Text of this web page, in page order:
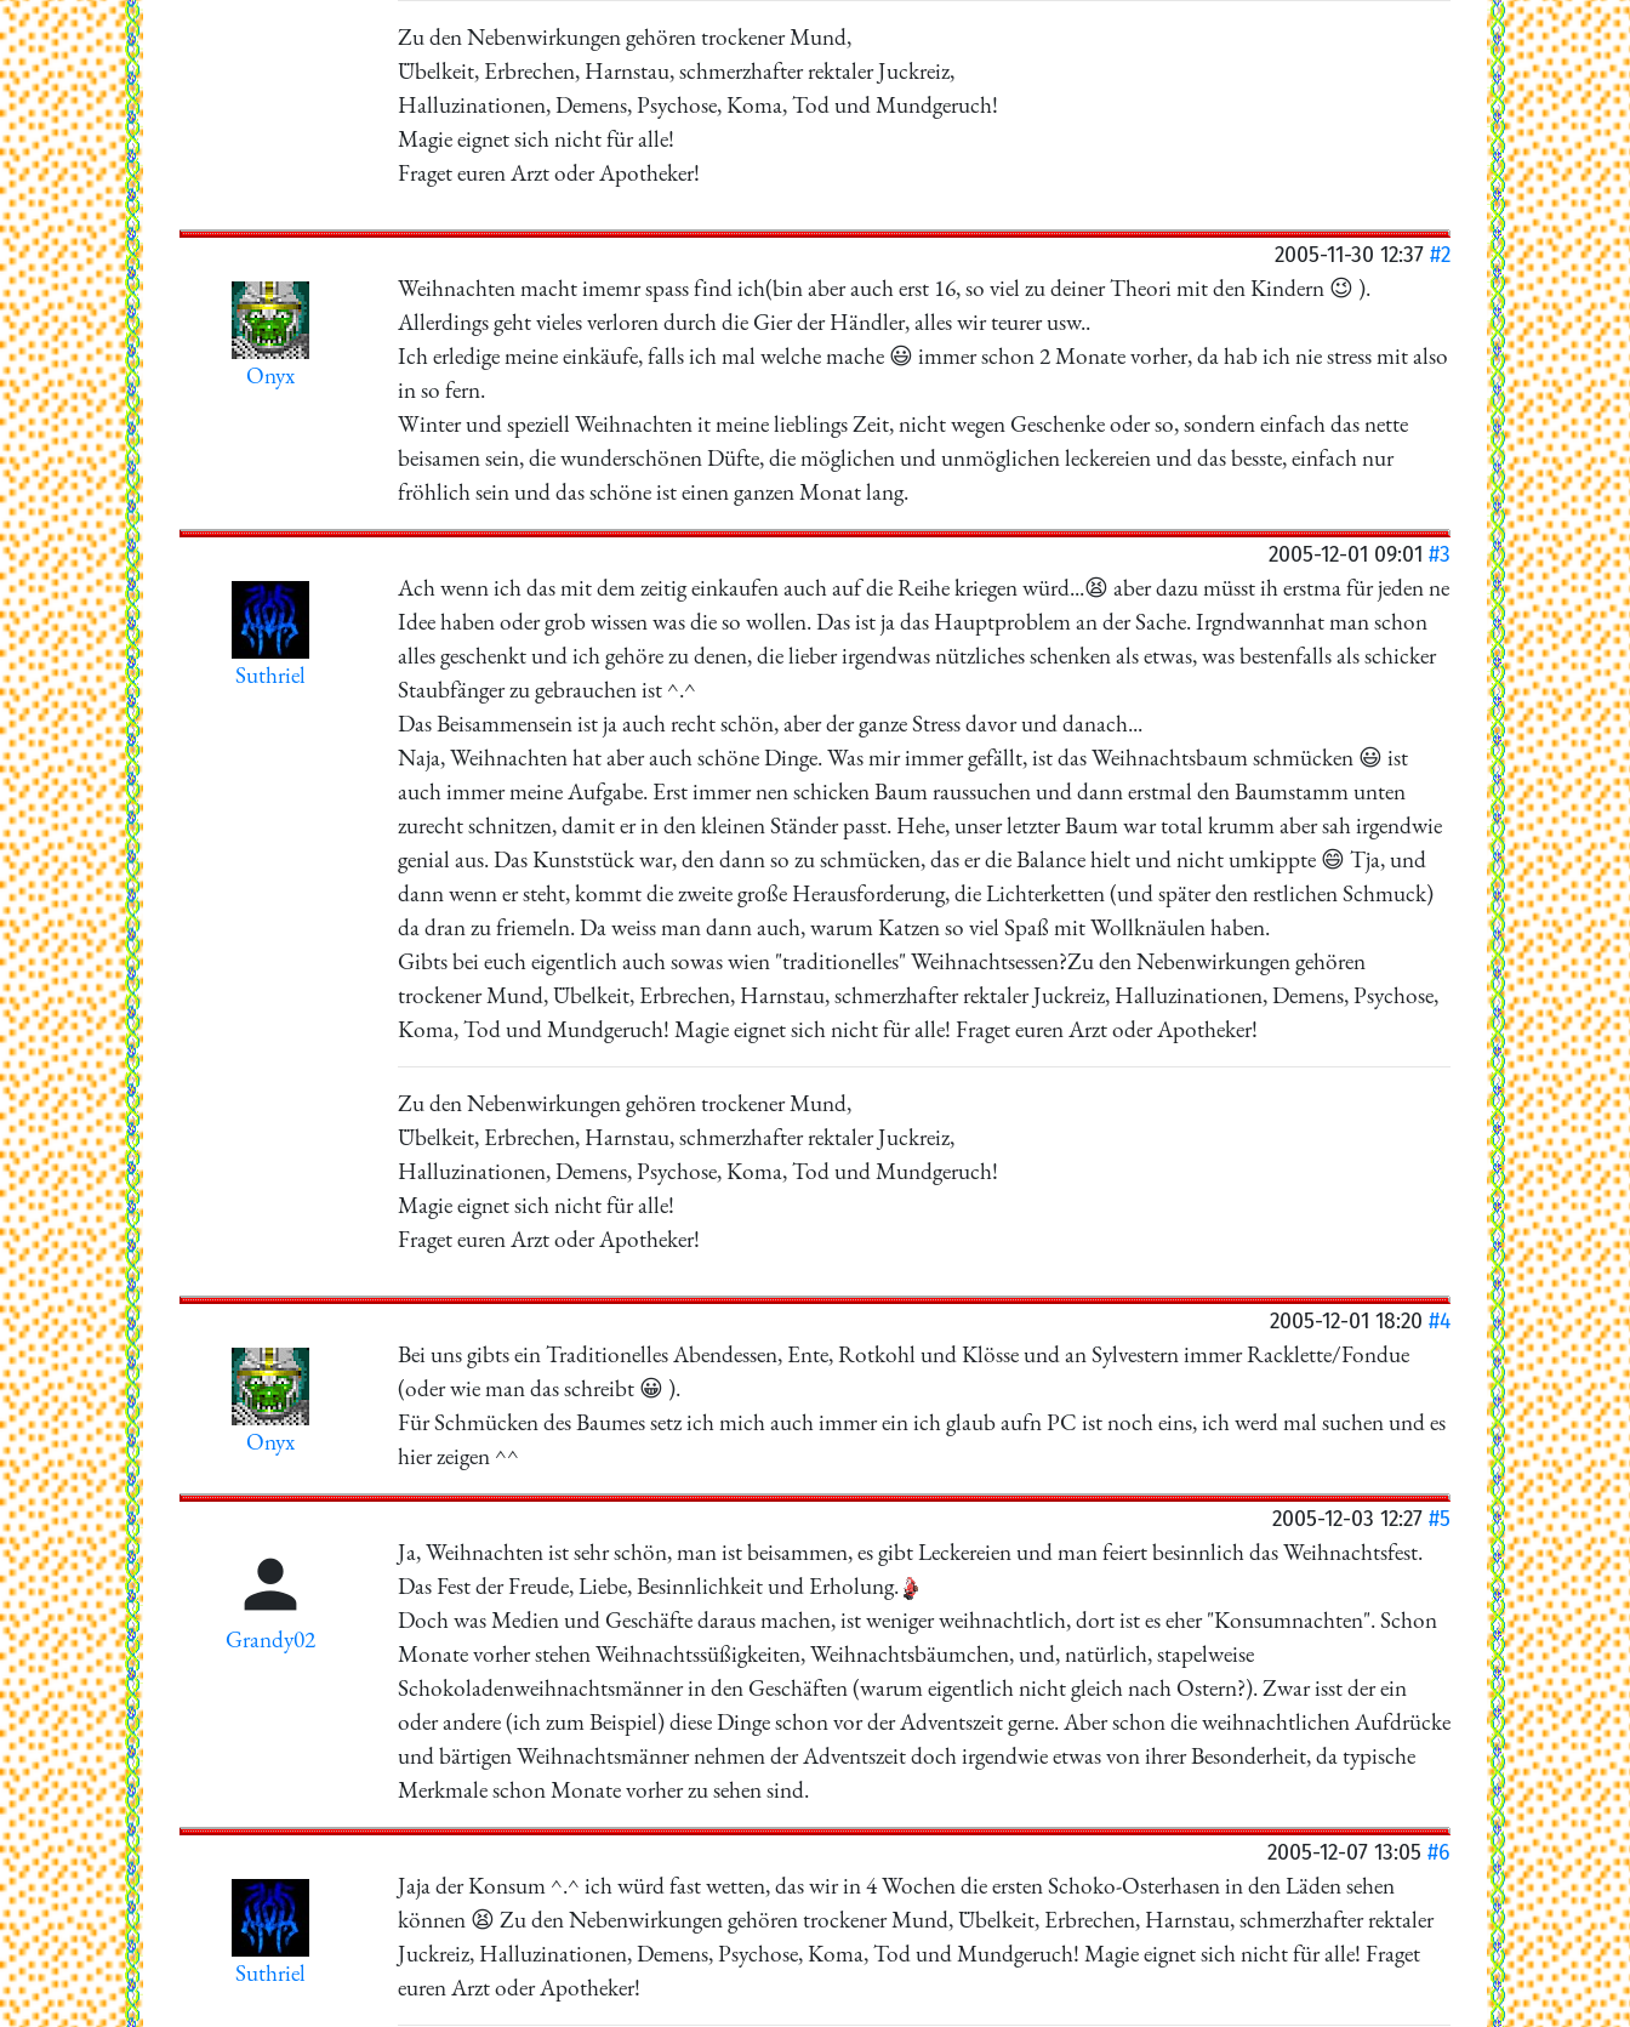
Zu den Nebenwirkungen gehören trockener Mund,
Übelkeit, Erbrechen, Harnstau, schmerzhafter rektaler Juckreiz,
Halluzinationen, Demens, Psychose, Koma, Tod und Mundgeruch!
Magie eignet sich nicht für alle!
Fraget euren Arzt oder Apotheker!
2005-11-30 12:37 #2
Onyx
Weihnachten macht imemr spass find ich(bin aber auch erst 16, so viel zu deiner Theori mit den Kindern 😉 ).
Allerdings geht vieles verloren durch die Gier der Händler, alles wir teurer usw..
Ich erledige meine einkäufe, falls ich mal welche mache 😃 immer schon 2 Monate vorher, da hab ich nie stress mit also
in so fern.
Winter und speziell Weihnachten it meine lieblings Zeit, nicht wegen Geschenke oder so, sondern einfach das nette
beisamen sein, die wunderschönen Düfte, die möglichen und unmöglichen leckereien und das besste, einfach nur
fröhlich sein und das schöne ist einen ganzen Monat lang.
2005-12-01 09:01 #3
Suthriel
Ach wenn ich das mit dem zeitig einkaufen auch auf die Reihe kriegen würd...😫 aber dazu müsst ih erstma für jeden ne
Idee haben oder grob wissen was die so wollen. Das ist ja das Hauptproblem an der Sache. Irgndwannhat man schon
alles geschenkt und ich gehöre zu denen, die lieber irgendwas nützliches schenken als etwas, was bestenfalls als schicker
Staubfänger zu gebrauchen ist ^.^
Das Beisammensein ist ja auch recht schön, aber der ganze Stress davor und danach...
Naja, Weihnachten hat aber auch schöne Dinge. Was mir immer gefällt, ist das Weihnachtsbaum schmücken 😃 ist
auch immer meine Aufgabe. Erst immer nen schicken Baum raussuchen und dann erstmal den Baumstamm unten
zurecht schnitzen, damit er in den kleinen Ständer passt. Hehe, unser letzter Baum war total krumm aber sah irgendwie
genial aus. Das Kunststück war, den dann so zu schmücken, das er die Balance hielt und nicht umkippte 😄 Tja, und
dann wenn er steht, kommt die zweite große Herausforderung, die Lichterketten (und später den restlichen Schmuck)
da dran zu friemeln. Da weiss man dann auch, warum Katzen so viel Spaß mit Wollknäulen haben.
Gibts bei euch eigentlich auch sowas wien "traditionelles" Weihnachtsessen?Zu den Nebenwirkungen gehören
trockener Mund, Übelkeit, Erbrechen, Harnstau, schmerzhafter rektaler Juckreiz, Halluzinationen, Demens, Psychose,
Koma, Tod und Mundgeruch! Magie eignet sich nicht für alle! Fraget euren Arzt oder Apotheker!
Zu den Nebenwirkungen gehören trockener Mund,
Übelkeit, Erbrechen, Harnstau, schmerzhafter rektaler Juckreiz,
Halluzinationen, Demens, Psychose, Koma, Tod und Mundgeruch!
Magie eignet sich nicht für alle!
Fraget euren Arzt oder Apotheker!
2005-12-01 18:20 #4
Onyx
Bei uns gibts ein Traditionelles Abendessen, Ente, Rotkohl und Klösse und an Sylvestern immer Racklette/Fondue
(oder wie man das schreibt 😀 ).
Für Schmücken des Baumes setz ich mich auch immer ein ich glaub aufn PC ist noch eins, ich werd mal suchen und es
hier zeigen ^^
2005-12-03 12:27 #5

Grandy02
Ja, Weihnachten ist sehr schön, man ist beisammen, es gibt Leckereien und man feiert besinnlich das Weihnachtsfest.
Das Fest der Freude, Liebe, Besinnlichkeit und Erholung.
Doch was Medien und Geschäfte daraus machen, ist weniger weihnachtlich, dort ist es eher "Konsumnachten". Schon
Monate vorher stehen Weihnachtssüßigkeiten, Weihnachtsbäumchen, und, natürlich, stapelweise
Schokoladenweihnachtsmänner in den Geschäften (warum eigentlich nicht gleich nach Ostern?). Zwar isst der ein
oder andere (ich zum Beispiel) diese Dinge schon vor der Adventszeit gerne. Aber schon die weihnachtlichen Aufdrücke
und bärtigen Weihnachtsmänner nehmen der Adventszeit doch irgendwie etwas von ihrer Besonderheit, da typische
Merkmale schon Monate vorher zu sehen sind.
2005-12-07 13:05 #6
Suthriel
Jaja der Konsum ^.^ ich würd fast wetten, das wir in 4 Wochen die ersten Schoko-Osterhasen in den Läden sehen
können 😫 Zu den Nebenwirkungen gehören trockener Mund, Übelkeit, Erbrechen, Harnstau, schmerzhafter rektaler
Juckreiz, Halluzinationen, Demens, Psychose, Koma, Tod und Mundgeruch! Magie eignet sich nicht für alle! Fraget
euren Arzt oder Apotheker!